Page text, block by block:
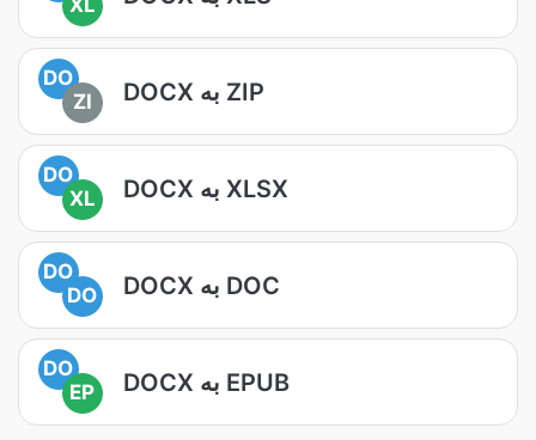
XL
DO
ZI
DOCX به ZIP
DO
XL
DOCX به XLSX
DO
DO
DOCX به DOC
DO
EP
DOCX به EPUB